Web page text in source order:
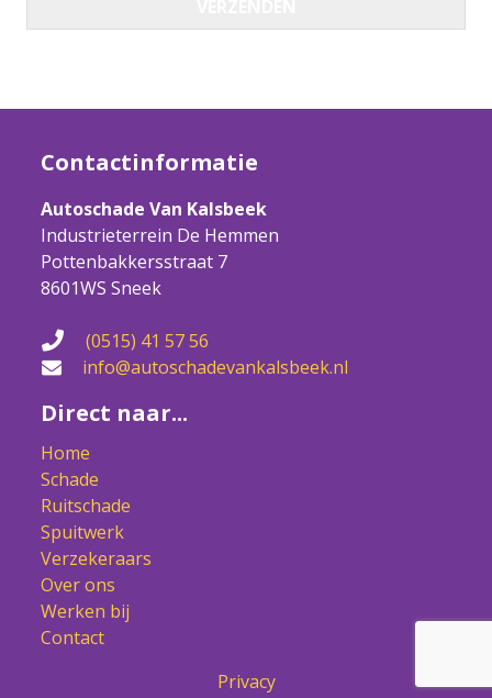
Contactinformatie
Autoschade Van Kalsbeek
Industrieterrein De Hemmen
Pottenbakkersstraat 7
8601WS Sneek
(0515) 41 57 56
info@autoschadevankalsbeek.nl
Direct naar...
Home
Schade
Ruitschade
Spuitwerk
Verzekeraars
Over ons
Werken bij
Contact
Privacy